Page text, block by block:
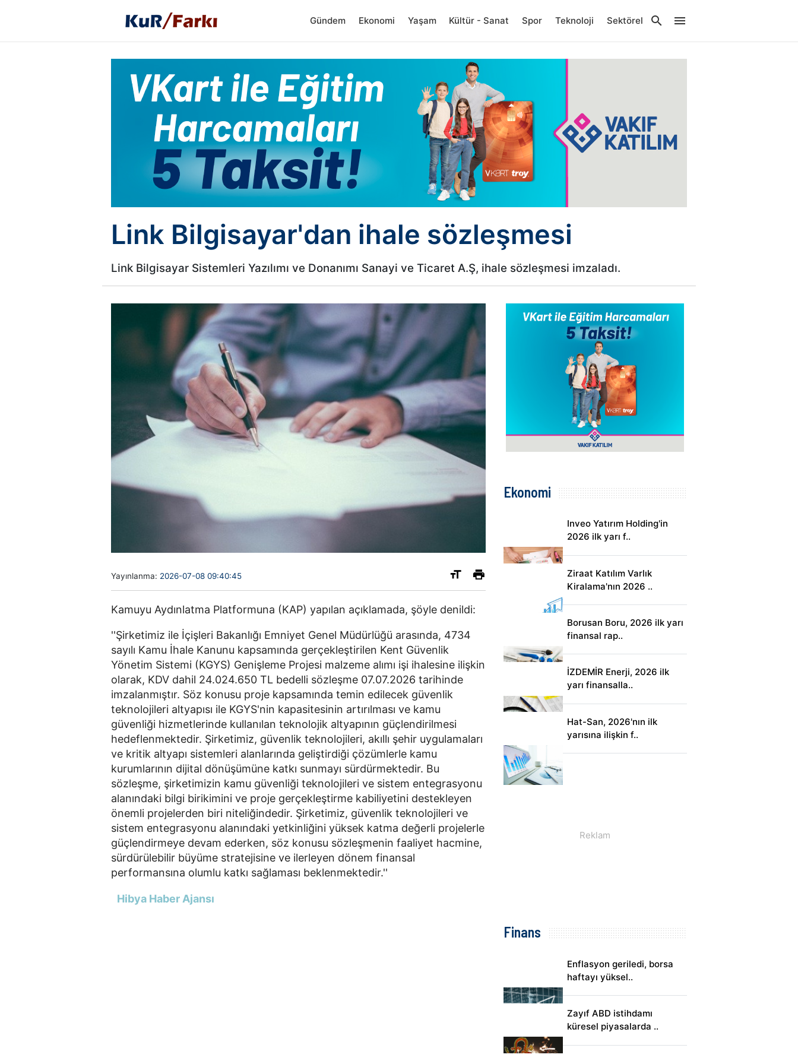
Gündem Ekonomi Yaşam Kültür - Sanat Spor Teknoloji Sektörel
Link Bilgisayar'dan ihale sözleşmesi
Link Bilgisayar Sistemleri Yazılımı ve Donanımı Sanayi ve Ticaret A.Ş, ihale sözleşmesi imzaladı.
Yayınlanma: 2026-07-08 09:40:45
Kamuyu Aydınlatma Platformuna (KAP) yapılan açıklamada, şöyle denildi:
''Şirketimiz ile İçişleri Bakanlığı Emniyet Genel Müdürlüğü arasında, 4734
sayılı Kamu İhale Kanunu kapsamında gerçekleştirilen Kent Güvenlik
Yönetim Sistemi (KGYS) Genişleme Projesi malzeme alımı işi ihalesine ilişkin
olarak, KDV dahil 24.024.650 TL bedelli sözleşme 07.07.2026 tarihinde
imzalanmıştır. Söz konusu proje kapsamında temin edilecek güvenlik
teknolojileri altyapısı ile KGYS'nin kapasitesinin artırılması ve kamu
güvenliği hizmetlerinde kullanılan teknolojik altyapının güçlendirilmesi
hedeflenmektedir. Şirketimiz, güvenlik teknolojileri, akıllı şehir uygulamaları
ve kritik altyapı sistemleri alanlarında geliştirdiği çözümlerle kamu
kurumlarının dijital dönüşümüne katkı sunmayı sürdürmektedir. Bu
sözleşme, şirketimizin kamu güvenliği teknolojileri ve sistem entegrasyonu
alanındaki bilgi birikimini ve proje gerçekleştirme kabiliyetini destekleyen
önemli projelerden biri niteliğindedir. Şirketimiz, güvenlik teknolojileri ve
sistem entegrasyonu alanındaki yetkinliğini yüksek katma değerli projelerle
güçlendirmeye devam ederken, söz konusu sözleşmenin faaliyet hacmine,
sürdürülebilir büyüme stratejisine ve ilerleyen dönem finansal
performansına olumlu katkı sağlaması beklenmektedir.''
Hibya Haber Ajansı
Ekonomi
Inveo Yatırım Holding'in
2026 ilk yarı f..
Ziraat Katılım Varlık
Kiralama'nın 2026 ..
Borusan Boru, 2026 ilk yarı
finansal rap..
İZDEMİR Enerji, 2026 ilk
yarı finansalla..
Hat-San, 2026'nın ilk
yarısına ilişkin f..
Finans
Enflasyon geriledi, borsa
haftayı yüksel..
Zayıf ABD istihdamı
küresel piyasalarda ..